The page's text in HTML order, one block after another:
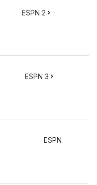
ESPN 2
ESPN 3
ESPN